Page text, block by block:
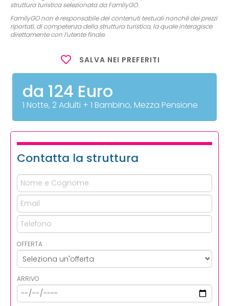
struttura turistica selezionata da FamilyGO.
FamilyGO non è responsabile dei contenuti testuali nonché dei prezzi
riportati, di competenza della struttura turistica, la quale interagisce
direttamente con l’utente finale.
SALVA NEI PREFERITI
da 124 Euro
1 Notte, 2 Adulti + 1 Bambino, Mezza Pensione
Contatta la struttura
OFFERTA
ARRIVO